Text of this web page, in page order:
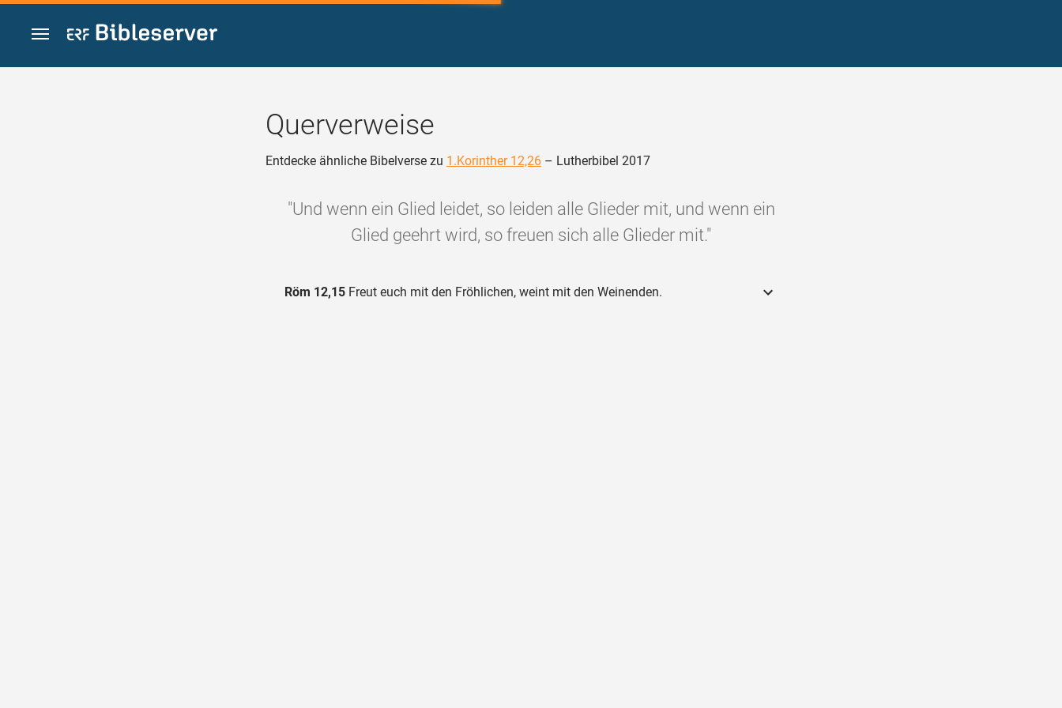
Zum Inhalt springen
Querverweise
Entdecke ähnliche Bibelverse zu 1.Korinther 12,26 – Lutherbibel 2017
"Und wenn ein Glied leidet, so leiden alle Glieder mit, und wenn ein
Glied geehrt wird, so freuen sich alle Glieder mit."
Röm 12,15 Freut euch mit den Fröhlichen, weint mit den Weinenden.